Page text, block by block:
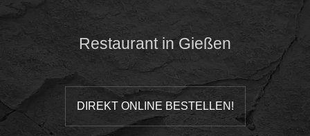
Restaurant in Gießen
DIREKT ONLINE BESTELLEN!